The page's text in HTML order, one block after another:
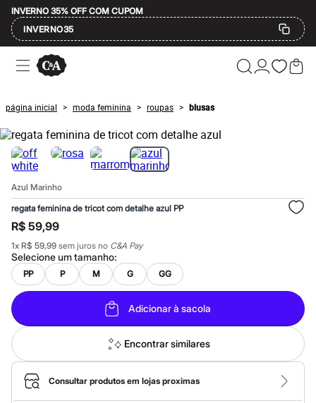
INVERNO 35% OFF COM CUPOM
INVERNO35
Ofertas
Compre por Departamento
Masculino
Infantil
Calçados
Mindse7
Plus Size
Até 20% off
Até 60% off
A partir de 60% off
Feminino
Em alta
Inverno
Alfaiataria
Novidades
Roupas
Blusas e Camisetas
Básicos
Calças
Casacos e Jaquetas
Jeans
Macacões
Saias
Shorts e Bermudas
Vestidos
página inicial > moda feminina > roupas > blusas
Azul Marinho
regata feminina de tricot com detalhe azul PP
R$ 59,99
1x R$ 59,99 sem juros no C&A Pay
Selecione umtamanho:
PP P M G GG
Adicionar à sacola
Encontrar similares
Consultar produtos em lojas proximas